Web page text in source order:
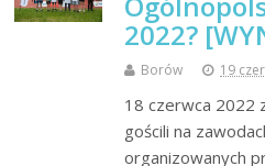
2022?
Borów 19
18 czerwca 2022
gościli na
organizowanych